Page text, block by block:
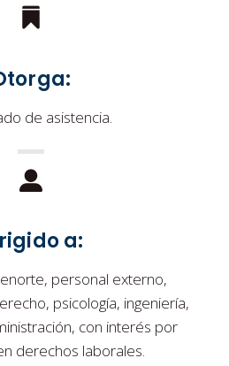
de asistencia.
a:
personal externo,
psicología, ingeniería,
con interés por
derechos laborales.